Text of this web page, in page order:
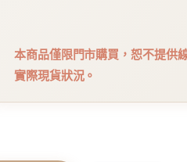
本商品僅限門市購買，恕不提供
實際現貨狀況。